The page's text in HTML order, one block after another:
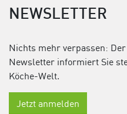
NEWSLETTER
Nichts mehr verpassen:
Newsletter informiert Sie
Köche-Welt.
Jetzt anmelden